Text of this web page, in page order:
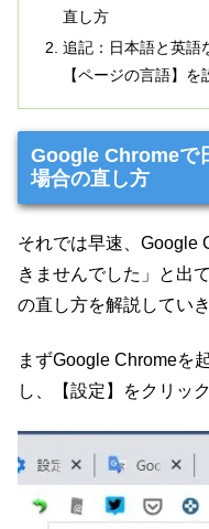
直し方
追記：日本語と英語
【ページの言語】を
Google Chromeで
場合の直し方
それでは早速、Google
きませんでした」と出
の直し方を解説していき
まずGoogle Chromeを
し、【設定】をクリッ